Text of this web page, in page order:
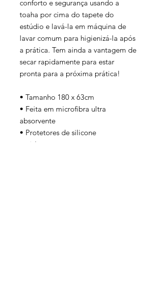
conforto e segurança usando a
toaha por cima do tapete do
estúdio e lavá-la em máquina de
lavar comum para higienizá-la após
a prática. Tem ainda a vantagem de
secar rapidamente para estar
pronta para a próxima prática!
• Tamanho 180 x 63cm
• Feita em microfibra ultra
absorvente
• Protetores de silicone
antiderrapantes